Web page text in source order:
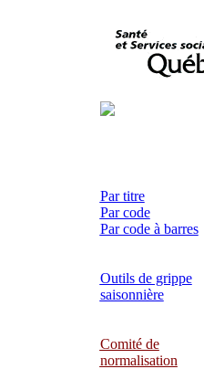
Par titre
Par code
Par code à barres
Outils de grippe
saisonnière
Comité de
normalisation